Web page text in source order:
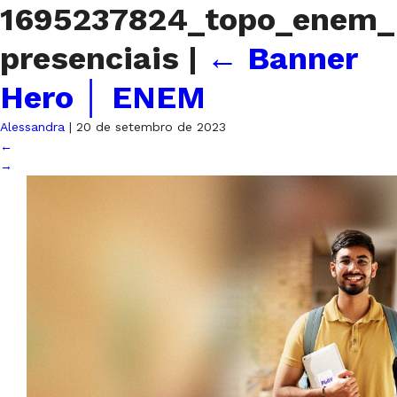
1695237824_topo_enem_
presenciais | ← Banner
Hero │ ENEM
Alessandra | 20 de setembro de 2023
←
→